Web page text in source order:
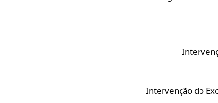
Intervenção do